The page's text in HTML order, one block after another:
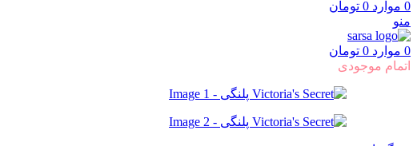
0 موارد 0 تومان
منو
0 موارد 0 تومان
اتمام موجودی